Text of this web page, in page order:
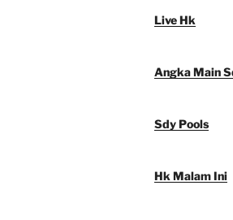
Live Hk
Angka Main
Sdy Pools
Hk Malam Ini